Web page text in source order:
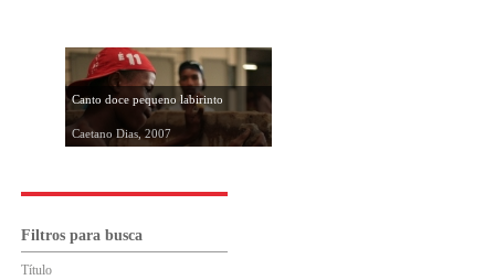
Canto doce pequeno labirinto
Caetano Dias, 2007
Filtros para busca
Título